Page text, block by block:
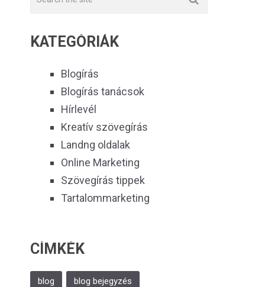
KATEGÓRIÁK
Blogírás
Blogírás tanácsok
Hírlevél
Kreatív szövegírás
Landng oldalak
Online Marketing
Szövegírás tippek
Tartalommarketing
CÍMKÉK
blog blog bejegyzés